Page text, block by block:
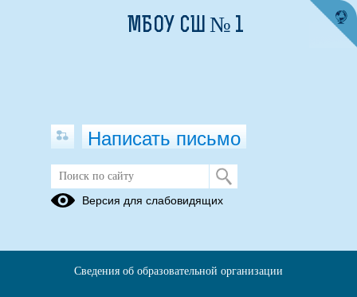
Численность иностранных
программам
МБОУ СШ № 1
Написать письмо
Версия для слабовидящих
Сведения об образовательной организации